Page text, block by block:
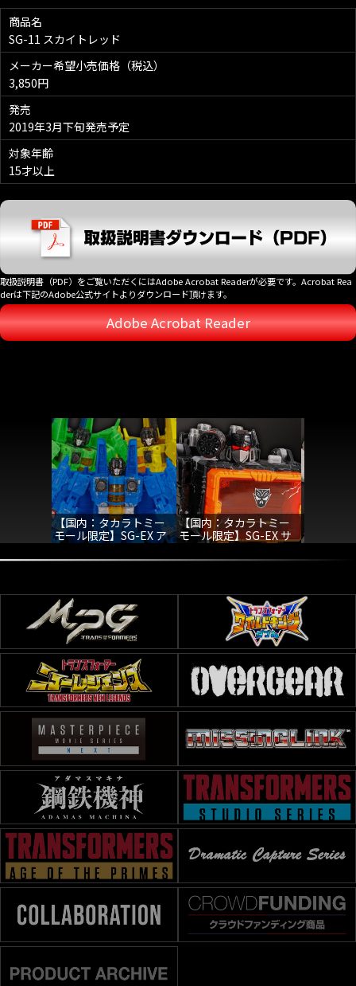
商品名
SG-11 スカイトレッド
メーカー希望小売価格（税込）
3,850円
発売
2019年3月下旬発売予定
対象年齢
15才以上
取扱説明書（PDF）をご覧いただくにはAdobe Acrobat Readerが必要です。Acrobat Rea
derは下記のAdobe公式サイトよりダウンロード頂けます。
Adobe Acrobat Reader
【国内：タカラトミー
モール限定】SG-EX ア
シッドストーム＆イオ
ンストーム＆ノヴァス
【国内：タカラトミー
モール限定】SG-EX サ
ウンドブラスター
モール限
チェット